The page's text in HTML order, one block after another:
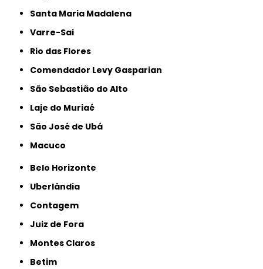
Santa Maria Madalena
Varre-Sai
Rio das Flores
Comendador Levy Gasparian
São Sebastião do Alto
Laje do Muriaé
São José de Ubá
Macuco
Belo Horizonte
Uberlândia
Contagem
Juiz de Fora
Montes Claros
Betim